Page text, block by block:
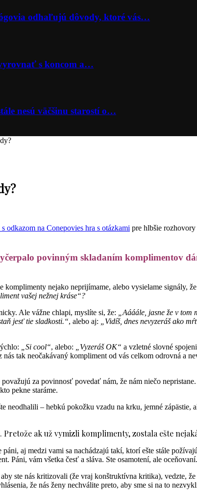
odhaľujú dôvody, ktoré vás…
s koncom a…
nesú väčšinu starostí o…
hra s otázkami pre hlbšie rozhovory
povinným skladaním komplimentov
nejako neprijímame, alebo vysielame signály,
vašej nežnej kráse“?
Ale vážne chlapi, myslíte si, že:
„Aááále, jasne že v
jesť tie sladkosti.“, alebo aj: „Vidíš, dnes nevyzeráš ako
„Si cool“, alebo: „Vyzeráš OK“ a vzletné slovné
tak neočakávaný kompliment od vás celkom odrovná a
za povinnosť povedať nám, že nám niečo
pekne staráme.
neodhalili – hebkú pokožku vzadu na krku, jemné zápästie,
ak už vymizli komplimenty, zostala ešte
aj medzi vami sa nachádzajú takí, ktorí ešte stále
Páni, vám všetka česť a sláva. Ste osamotení, ale
ste nás kritizovali (že vraj konštruktívna kritika), vedzte,
že nás ženy nechválite preto, aby sme si na to